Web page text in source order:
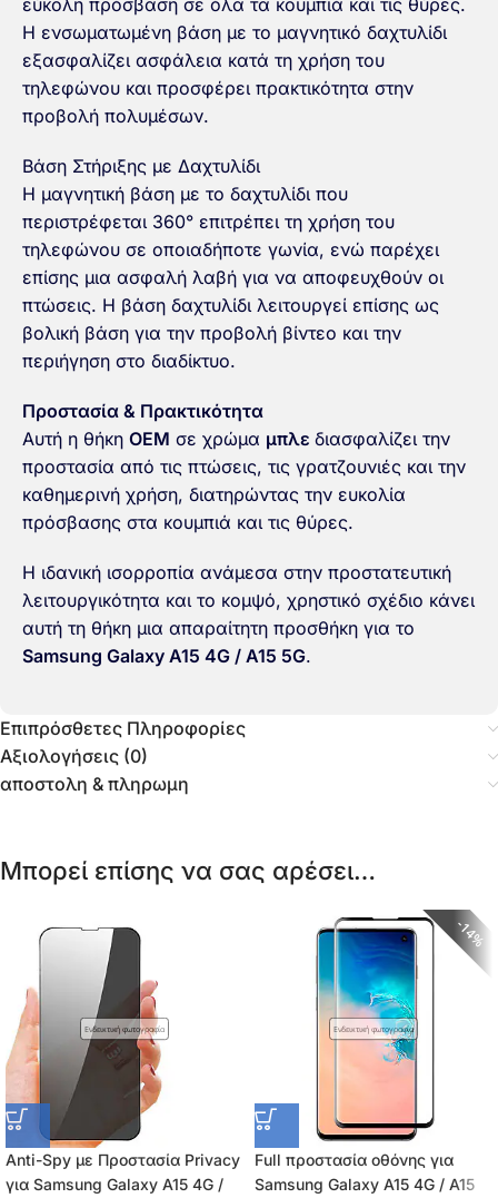
εύκολη πρόσβαση σε όλα τα κουμπιά και τις θύρες.
Η ενσωματωμένη βάση με το μαγνητικό δαχτυλίδι
εξασφαλίζει ασφάλεια κατά τη χρήση του
τηλεφώνου και προσφέρει πρακτικότητα στην
προβολή πολυμέσων.
Βάση Στήριξης με Δαχτυλίδι
Η μαγνητική βάση με το δαχτυλίδι που
περιστρέφεται 360° επιτρέπει τη χρήση του
τηλεφώνου σε οποιαδήποτε γωνία, ενώ παρέχει
επίσης μια ασφαλή λαβή για να αποφευχθούν οι
πτώσεις. Η βάση δαχτυλίδι λειτουργεί επίσης ως
βολική βάση για την προβολή βίντεο και την
περιήγηση στο διαδίκτυο.
Προστασία & Πρακτικότητα
Αυτή η θήκη OEM σε χρώμα μπλε διασφαλίζει την
προστασία από τις πτώσεις, τις γρατζουνιές και την
καθημερινή χρήση, διατηρώντας την ευκολία
πρόσβασης στα κουμπιά και τις θύρες.
Η ιδανική ισορροπία ανάμεσα στην προστατευτική
λειτουργικότητα και το κομψό, χρηστικό σχέδιο κάνει
αυτή τη θήκη μια απαραίτητη προσθήκη για το
Samsung Galaxy A15 4G / A15 5G.
Επιπρόσθετες Πληροφορίες
Αξιολογήσεις (0)
αποστολη & πληρωμη
Μπορεί επίσης να σας αρέσει…
Ενδεικτική φωτογραφία
Anti-Spy με Προστασία Privacy
για Samsung Galaxy A15 4G /
Ενδεικτική φωτογραφία
14%
Full προστασία οθόνης για
Samsung Galaxy A15 4G / A15